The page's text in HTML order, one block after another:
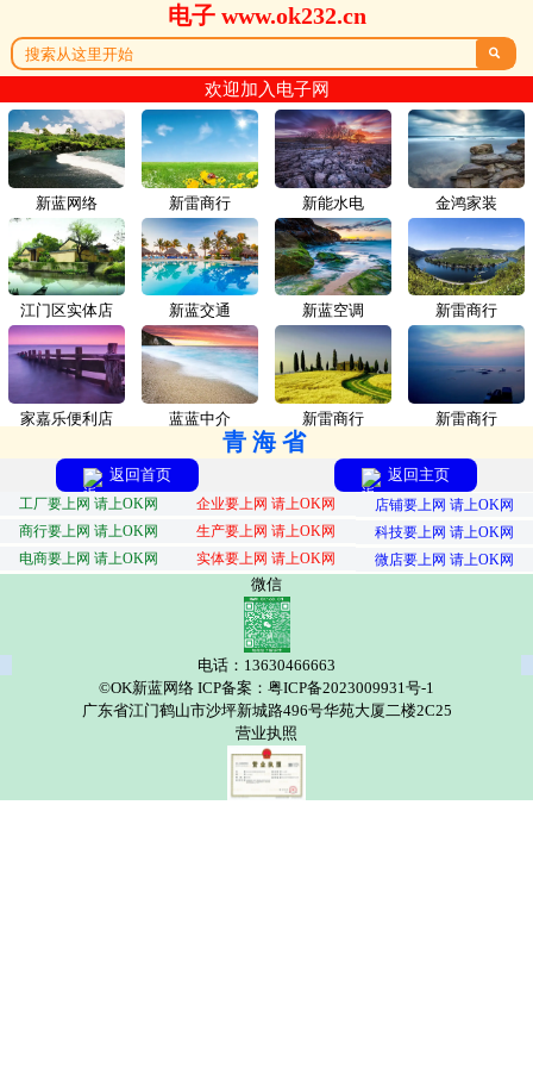
电子 www.ok232.cn

欢迎加入电子网
新蓝网络 新雷商行
江门区实体店 新蓝交通
家嘉乐便利店 蓝蓝中介
新能水电 金鸿家装
新蓝空调 新雷商行
新雷商行 新雷商行
青海省
返回首页 返回主页
工厂要上网 请上OK网 企业要上网 请上OK网
店铺要上网 请上OK网
商行要上网 请上OK网
生产要上网 请上OK网
科技要上网 请上OK网
电商要上网 请上OK网
实体要上网 请上OK网 微店要上网 请上OK网
微信
电话：13630466663
©OK新蓝网络 ICP备案：粤ICP备2023009931号-1
广东省江门鹤山市沙坪新城路496号华苑大厦二楼2C25
营业执照